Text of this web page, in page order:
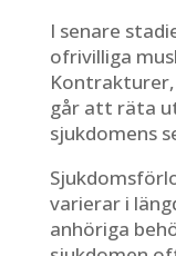
I senare
ofrivilliga
går att räta
sjukdomens
varierar i
anhöriga